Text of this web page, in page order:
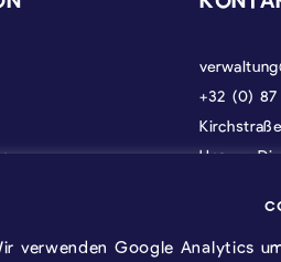
+32 (0)
Unsere
verwenden Google Analytics